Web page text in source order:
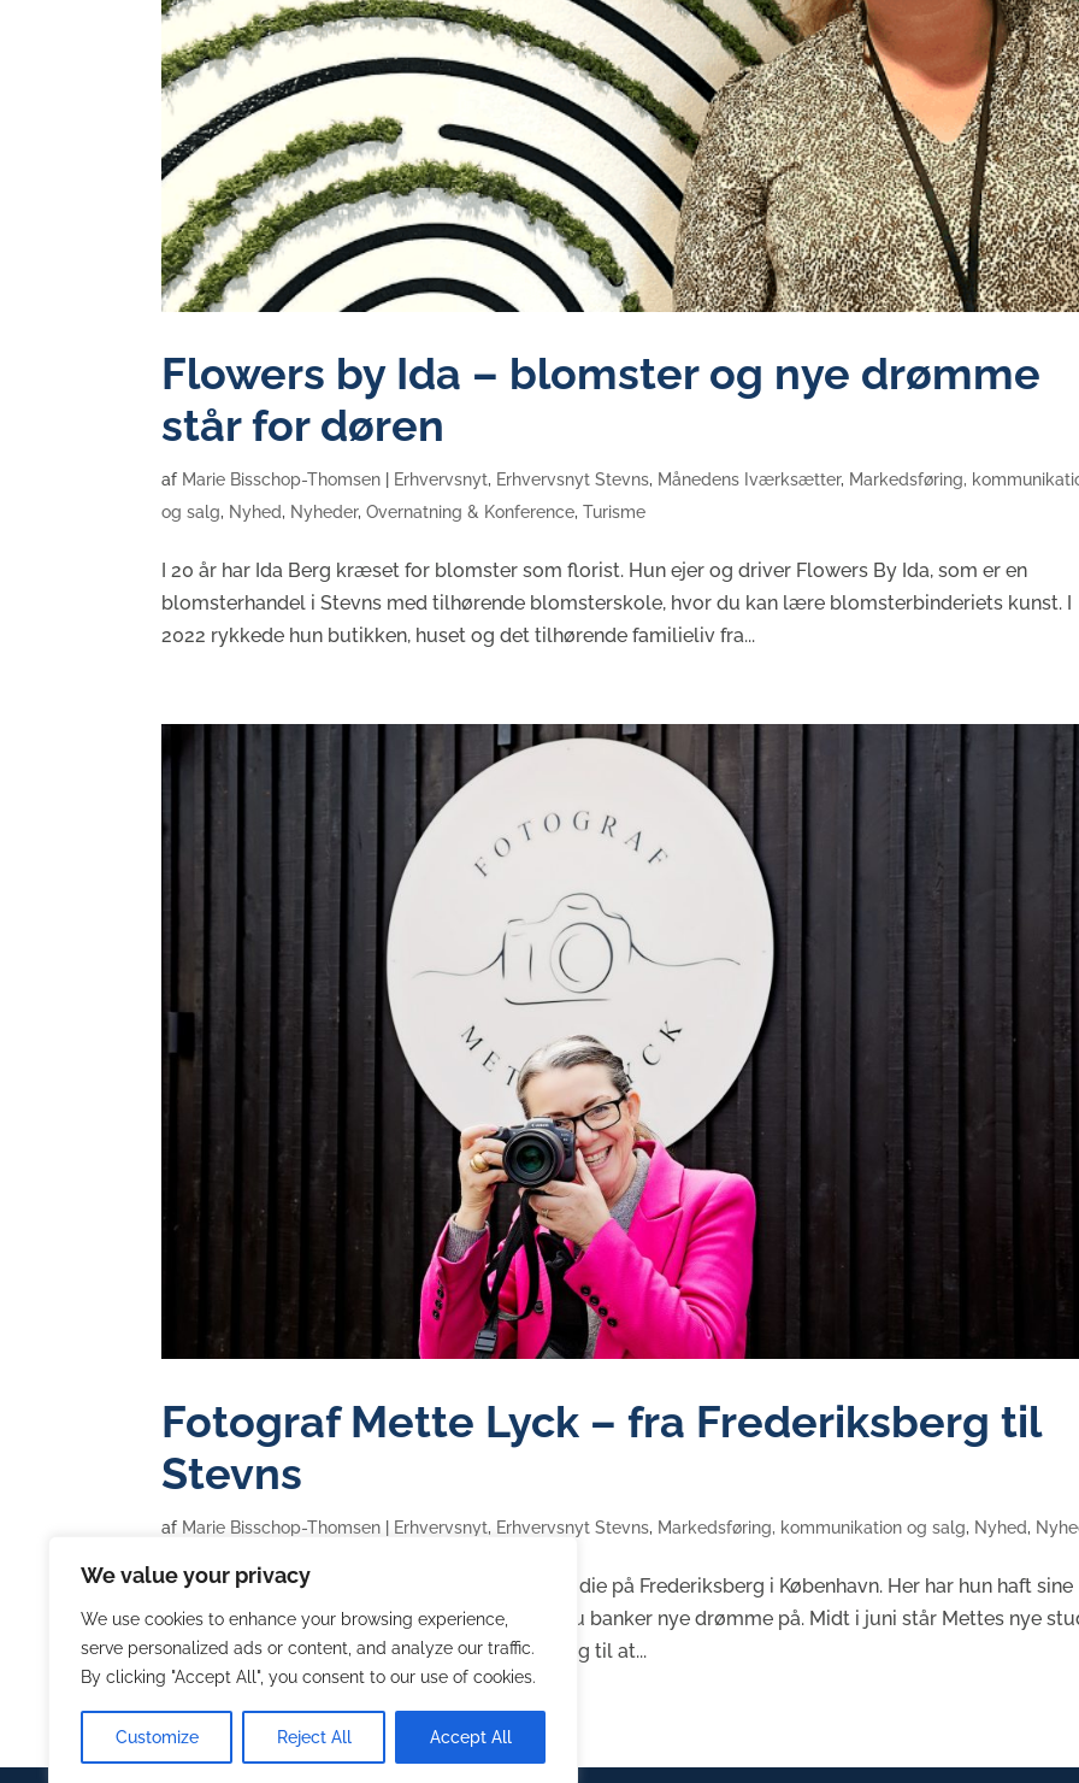
We value your privacy
We use cookies to enhance your browsing experience,
serve personalized ads or content, and analyze our traffic.
By clicking "Accept All", you consent to our use of cookies.
Customize Reject All Accept All
Flowers by Ida – blomster og nye drømme
står for døren
af Marie Bisschop-Thomsen Erhvervsnyt, Erhvervsnyt Stevns, Månedens Iværksætter, Markedsføring,
og salg, Nyhed, Nyheder,Overnatning & Konference,Turisme
I 20 år har Ida Berg kræset for blomster som florist. Hun ejer og driver Flowers By Ida, som er en
blomsterhandel i Stevns med tilhørende blomsterskole, hvor du kan lære blomsterbinderiets kunst. I
2022 rykkede hun butikken, huset og det tilhørende familieliv fra...
Fotograf Mette Lyck – fra Frederiksberg til
Stevns
af Marie Bisschop-Thomsen Erhvervsnyt, Erhvervsnyt Stevns, Markedsføring, kommunikation og salg, Nyhed,
De sidste 25 år, har Mette Lyck haft sit foto-studie på Frederiksberg i København. Her har hun haft sine
faste kunder og sine faste åbningstider, men nu banker nye drømme på. Midt i juni står Mettes nye
klar på Skovkildevej i Hårlev og hun glæder sig til at...